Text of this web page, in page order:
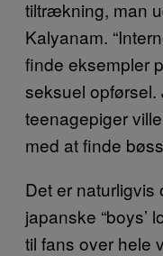
tiltrækning, man
Kalyanam.
finde eksempler
seksuel
teenagepiger
med at finde
Det er naturligvis
japanske “boys’
til fans over hele